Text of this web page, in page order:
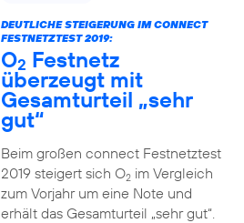
DEUTLICHE STEIGERUNG IM CONNECT
FESTNETZTEST 2019:
O2 Festnetz
überzeugt mit
Gesamturteil „sehr
gut“
Beim großen connect Festnetztest
2019 steigert sich O2im Vergleich
zum Vorjahr um eine Note und
erhält das Gesamturteil „sehr gut“.